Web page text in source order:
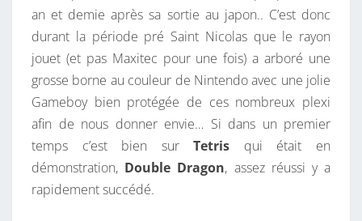
S
J
’
A
J
U
an et demie après sa sortie au japon.. C’est donc
durant la période pré Saint Nicolas que le rayon
jouet (et pas Maxitec pour une fois) a arboré une
grosse borne au couleur de Nintendo avec une jolie
Gameboy bien protégée de ces nombreux plexi
afin de nous donner envie… Si dans un premier
temps c’est bien surTetris qui était en
démonstration, Double Dragon, assez réussi y a
rapidement succédé.